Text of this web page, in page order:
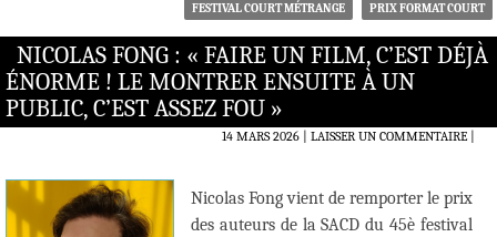
FESTIVAL COURT MÉTRANGE PRIX FORMAT COURT
NICOLAS FONG : « FAIRE UN FILM, C’EST DÉJÀ
ÉNORME ! LE MONTRER ENSUITE À UN
PUBLIC, C’EST ASSEZ FOU »
14 MARS 2026 LAISSER UN COMMENTAIRE|
Nicolas Fong vient de remporter le prix
des auteurs de la SACD du 45è festival